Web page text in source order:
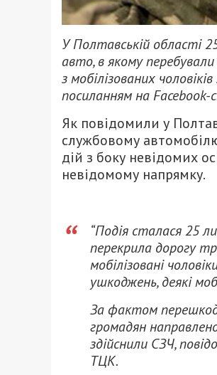
У Полтавській області
авто, в якому перебували
з мобілізованих
посиланням на
Як повідомили у
службовому
дій з боку невідомих
невідомому напрямку.
“Подія сталася 25
перекрила дорогу
мобілізовані
ушкоджень, деякі
За фактом
громадян
здійснили СЗЧ,
ТЦК.